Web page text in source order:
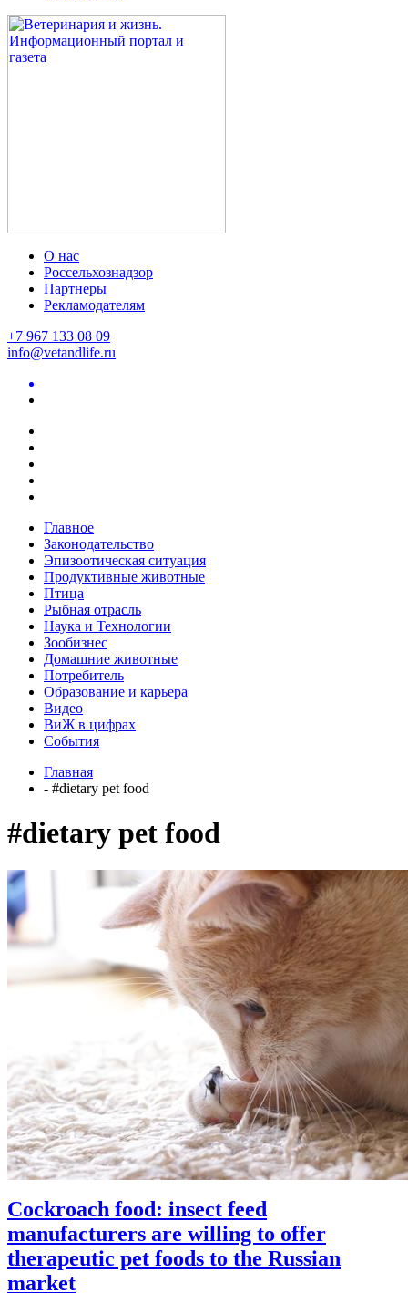
О нас
Россельхознадзор
Партнеры
Рекламодателям
+7 967 133 08 09
info@vetandlife.ru
Главное
Законодательство
Эпизоотическая ситуация
Продуктивные животные
Птица
Рыбная отрасль
Наука и Технологии
Зообизнес
Домашние животные
Потребитель
Образование и карьера
Видео
ВиЖ в цифрах
События
Главная
- #dietary pet food
#dietary pet food
Cockroach food: insect feed
manufacturers are willing to offer
therapeutic pet foods to the Russian
market